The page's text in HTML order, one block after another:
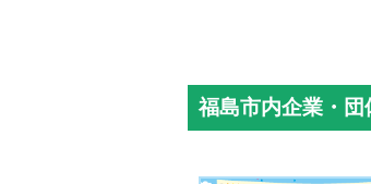
福島市内企業・